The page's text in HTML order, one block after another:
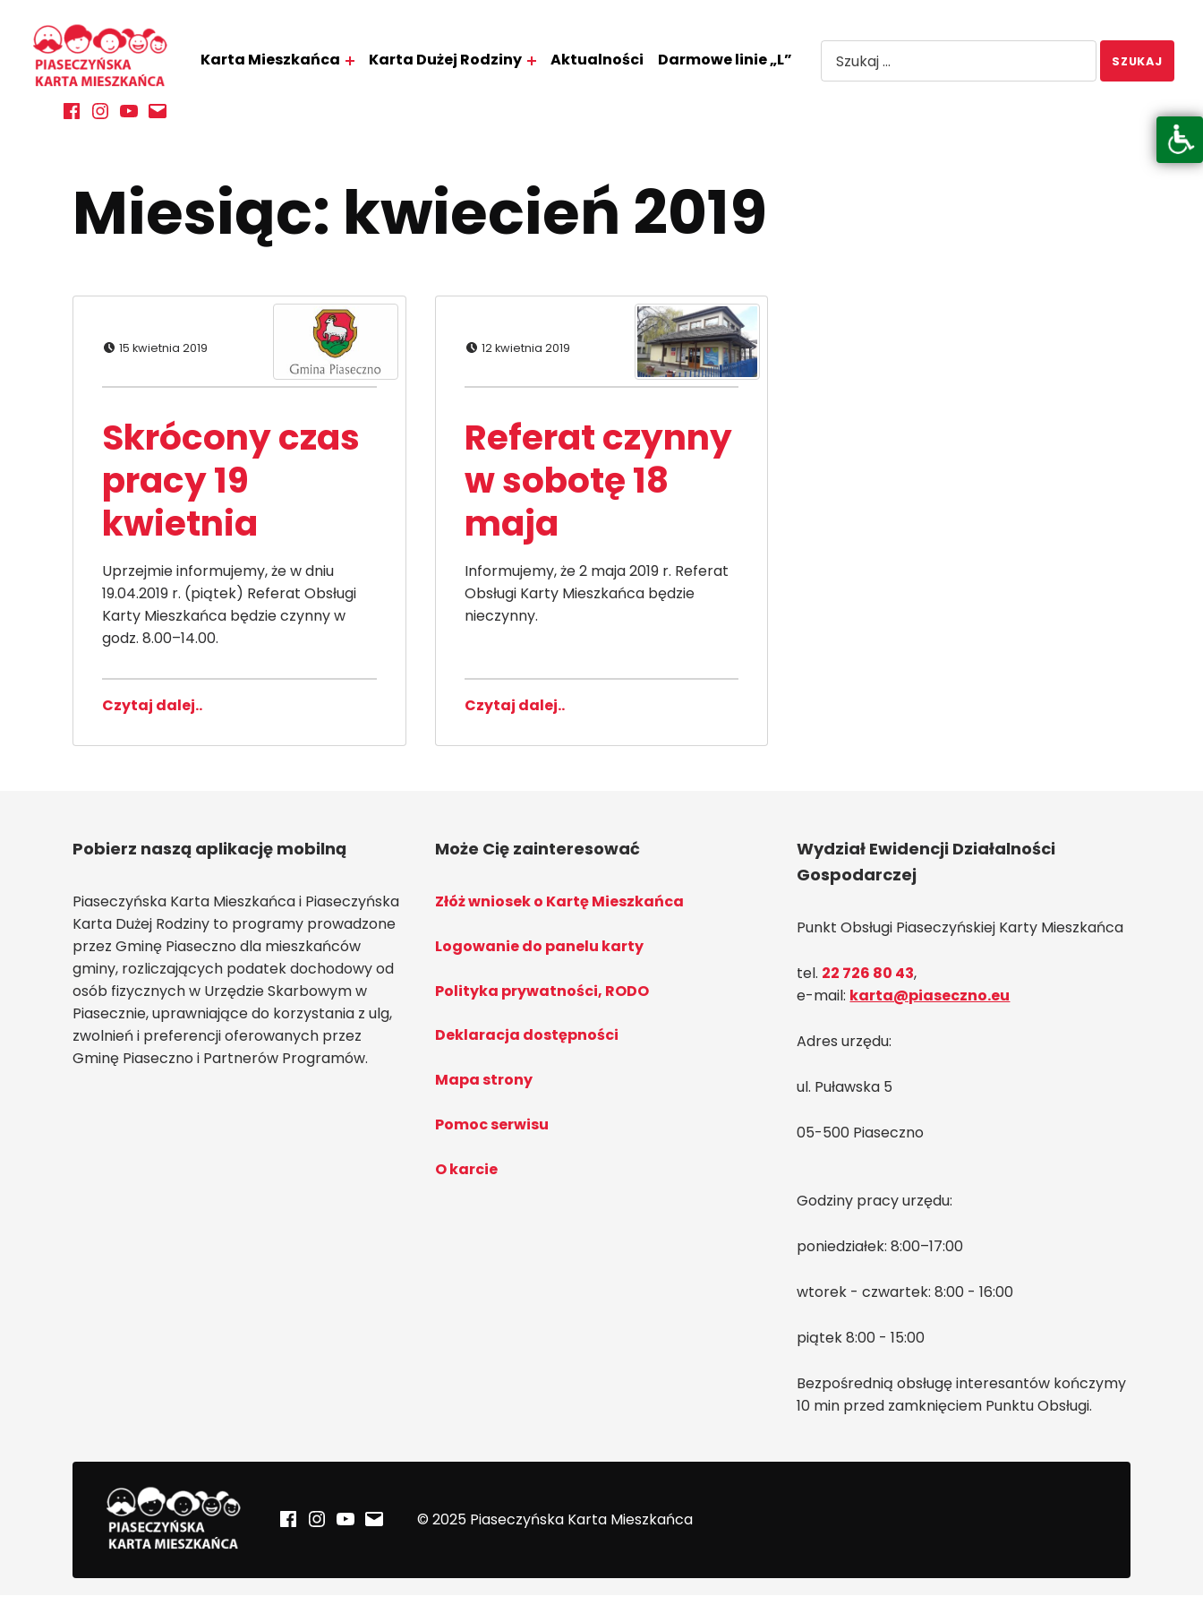
Otwórz pasek narzędzi
PIASECZYŃSKA KARTA MIESZKAŃCA
KORZYSTAJ Z BOGATEJ OFERTY GMINY PIASECZNO Karta Mieszkańca Karta Dużej Rodziny Aktualności Darmowe linie „L”
Szukaj frazy:
Facebook
Instagram
YouTube
E-mail
Miesiąc: kwiecień 2019
15 kwietnia 2019
Skrócony czas
pracy 19
kwietnia
Uprzejmie informujemy, że w dniu
19.04.2019 r. (piątek) Referat Obsługi
Karty Mieszkańca będzie czynny w
godz. 8.00–14.00.
Czytaj dalej..
12 kwietnia 2019
Referat czynny
w sobotę 18
maja
Informujemy, że 2 maja 2019 r. Referat
Obsługi Karty Mieszkańca będzie
nieczynny.
Czytaj dalej..
Pobierz naszą aplikację mobilną
Piaseczyńska Karta Mieszkańca i Piaseczyńska
Karta Dużej Rodziny to programy prowadzone
przez Gminę Piaseczno dla mieszkańców
gminy, rozliczających podatek dochodowy od
osób fizycznych w Urzędzie Skarbowym w
Piasecznie, uprawniające do korzystania z ulg,
zwolnień i preferencji oferowanych przez
Gminę Piaseczno i Partnerów Programów.
Może Cię zainteresować
Złóż wniosek o Kartę Mieszkańca
Logowanie do panelu karty
Polityka prywatności, RODO
Deklaracja dostępności
Mapa strony
Pomoc serwisu
O karcie
Wydział Ewidencji Działalności
Gospodarczej
Punkt Obsługi Piaseczyńskiej Karty Mieszkańca
tel. 22 726 80 43,
e-mail: karta@piaseczno.eu
Adres urzędu:
ul. Puławska 5
05-500 Piaseczno
Godziny pracy urzędu:
poniedziałek: 8:00–17:00
wtorek - czwartek: 8:00 - 16:00
piątek 8:00 - 15:00
Bezpośrednią obsługę interesantów kończymy
10 min przed zamknięciem Punktu Obsługi.
PIASECZYŃSKA KARTA MIESZKAŃCA
Facebook
Instagram
YouTube
E-mail
© 2025 Piaseczyńska Karta Mieszkańca